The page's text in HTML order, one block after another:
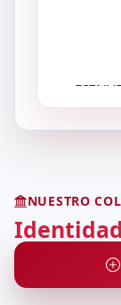
NUESTRO